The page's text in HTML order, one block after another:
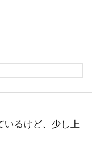
いるけど、少し上